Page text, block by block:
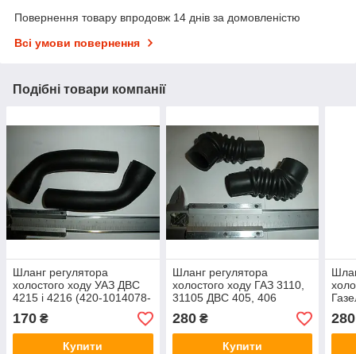
Повернення товару впродовж 14 днів за домовленістю
Всі умови повернення
Подібні товари компанії
Шланг регулятора
холостого ходу УАЗ ДВС
4215 і 4216 (420-1014078-
20, РХХ, заводський -
Оригінал)
170 ₴
Купити
Шланг регулятора
холостого ходу ГАЗ 3110,
31105 ДВС 405, 406
(4062-1147102-10, РХХ,
заводський - Оригінал)
280₴
Купити
406
РХХ,
280